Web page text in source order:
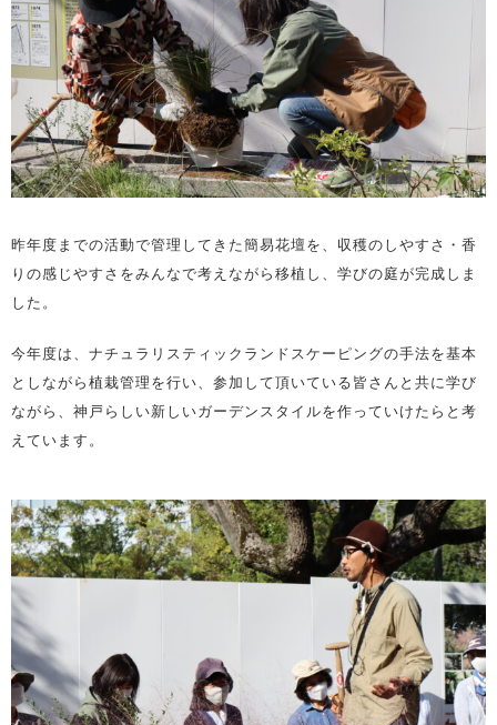
昨年度までの活動で管理してきた簡易花壇を、収穫のしやすさ・香
りの感じやすさをみんなで考えながら移植し、学びの庭が完成しま
した。
今年度は、ナチュラリスティックランドスケーピングの手法を基本
としながら植栽管理を行い、参加して頂いている皆さんと共に学び
ながら、神戸らしい新しいガーデンスタイルを作っていけたらと考
えています。